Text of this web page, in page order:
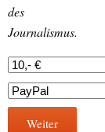
des
Journalismus.
Weiter